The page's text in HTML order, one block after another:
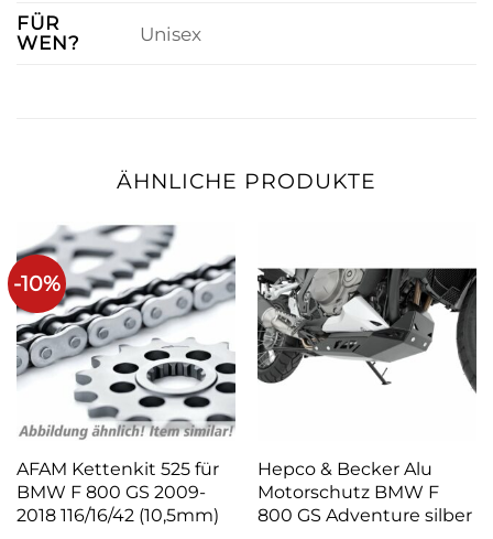
FÜR
WEN?
Unisex
ÄHNLICHE PRODUKTE
-10%
AFAM Kettenkit 525 für
BMW F 800 GS 2009-
2018 116/16/42 (10,5mm)
Hepco & Becker Alu
Motorschutz BMW F
800 GS Adventure silber